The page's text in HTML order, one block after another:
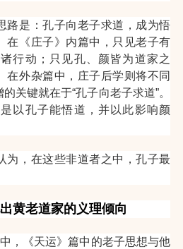
路是：孔子向老子求道，成为悟
在《庄子》内篇中，只见老子有
行动；只见孔、颜皆为道家之
在外杂篇中，庄子后学则将不同
关键就在于“孔子向老子求道”。
以孔子能悟道，并以此影响颜
为，在这些非道者之中，孔子最
黄老道家的义理倾向
，《天运》篇中的老子思想与他